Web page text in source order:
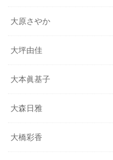
大原さやか
大坪由佳
大本眞基子
大森日雅
大橋彩香